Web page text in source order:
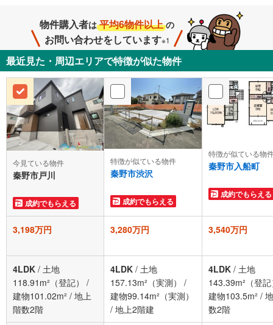
物件購入者は 平均6物件以上 の
お問い合わせをしています※1
最近見た・周辺エリアで特徴が似た物件
今見ている物件
秦野市戸川
成約でもらえる
特徴が似ている物件
秦野市渋沢
成約でもらえる
特徴が似ている物
秦野市入船町
成約でもらえる
3,198万円 3,280万円 3,540万円
4LDK / 土地
118.91m²（登記）
/
建物101.02m² / 地上
階数2階
4LDK / 土地
157.13m²（実測）
/
建物99.14m²（実測）
/ 地上2階建
4LDK / 土地
143.39m²（登
建物103.5m² /
数2階